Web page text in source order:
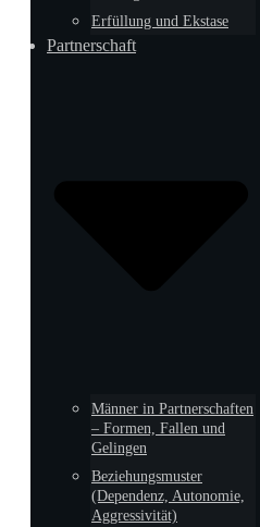
Erfüllung und Ekstase
Partnerschaft
Männer in Partnerschaften
– Formen, Fallen und
Gelingen
Beziehungsmuster
(Dependenz, Autonomie,
Aggressivität)